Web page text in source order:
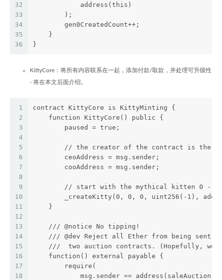
32
33
34
35
36
            address(this)
        );
        gen0CreatedCount++;
    }
}
KittyCore：将所有内容联系在一起，添加付款/取款，并处理可升级性
- 将在本文后面介绍。
1
2
3
4
5
6
7
8
9
10
11
12
13
14
15
16
17
18
contract KittyCore is KittyMinting {
    function KittyCore() public {
        paused = true;
// the creator of the contract is the
        ceoAddress = msg.sender;
        cooAddress = msg.sender;
// start with the mythical kitten 0 -
_createKitty(0, 0, 0, uint256(-1),
    }
    /// @notice No tipping!
/// @dev Reject all Ether from being sent
///  two auction contracts. (Hopefully, we
    function() external payable {
        require(
msg.sender == address(saleAuction)